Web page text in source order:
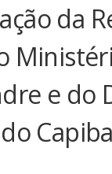
da
e do